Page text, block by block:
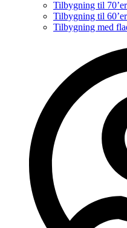
Tilbygning til
Tilbygning til
Tilbygning med